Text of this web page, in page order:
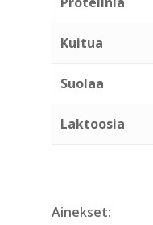
Kuitua
Suolaa
Laktoosia
Ainekset: